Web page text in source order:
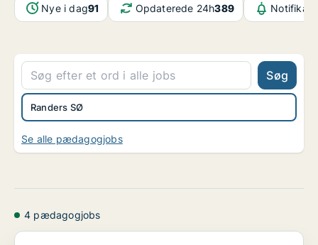
Nye i dag91 Opdaterede 24h389
Søg
Randers SØ
Se alle pædagogjobs
4 pædagogjobs
Nattevagt på Svalevej, Specialområde Hjerneskade –...